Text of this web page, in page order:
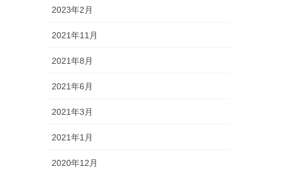
2023年2月
2021年11月
2021年8月
2021年6月
2021年3月
2021年1月
2020年12月